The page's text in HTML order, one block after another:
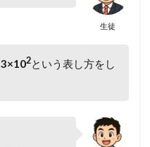
生徒
3×102という表し方をし